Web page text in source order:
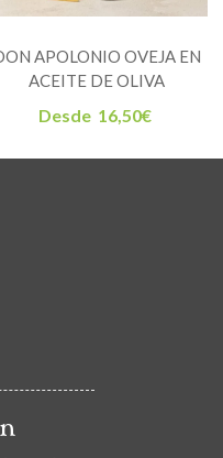
APOLONIO OVEJA EN
ACEITE DE OLIVA
Desde 16,50€